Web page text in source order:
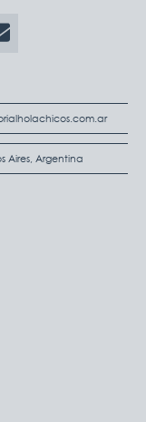
Aires, Argentina